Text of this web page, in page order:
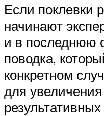
Если поклевки
начинают
и в последнюю
поводка,
конкретном
для